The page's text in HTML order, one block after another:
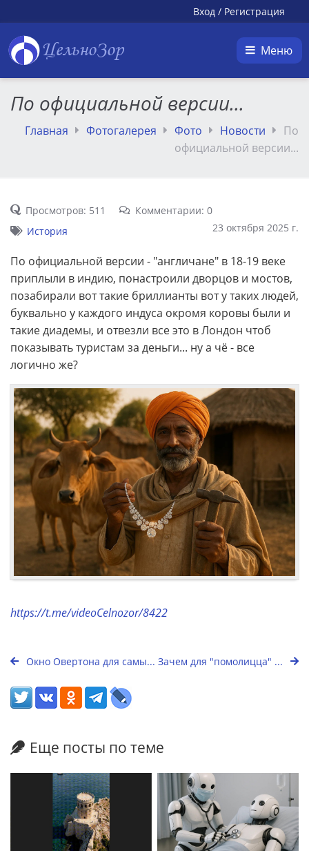
Вход / Регистрация
ЦельноЗор Меню
По официальной версии...
Главная Фотогалерея Фото Новости
По
официальной версии...
Просмотров: 511
Комментарии: 0
23 октября 2025 г.
История
По официальной версии - "англичане" в 18-19 веке
приплыли в индию, понастроили дворцов и мостов,
позабирали вот такие бриллианты вот у таких людей,
буквально у каждого индуса окромя коровы были и
такие диадемы, и отвезли все это в Лондон чтоб
показывать туристам за деньги... ну а чё - все
логично же?
https://t.me/videoCelnozor/8422
Окно Овертона для самы... Зачем для "помолицца" ...
Еще посты по теме